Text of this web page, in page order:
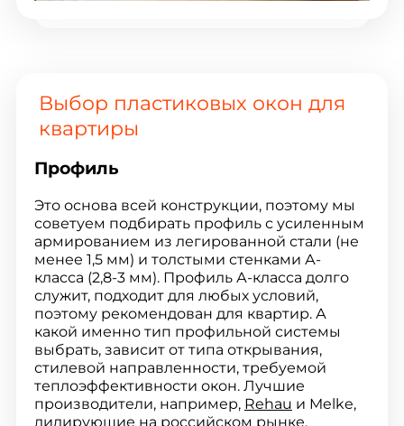
Выбор пластиковых окон для
квартиры
Профиль
Это основа всей конструкции, поэтому мы
советуем подбирать профиль с усиленным
армированием из легированной стали (не
менее 1,5 мм) и толстыми стенками А-
класса (2,8-3 мм). Профиль А-класса долго
служит, подходит для любых условий,
поэтому рекомендован для квартир. А
какой именно тип профильной системы
выбрать, зависит от типа открывания,
стилевой направленности, требуемой
теплоэффективности окон. Лучшие
производители, например, Rehau и Melke,
лидирующие на российском рынке,